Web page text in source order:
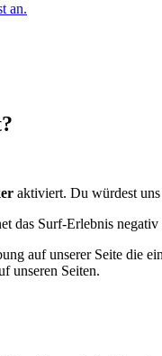
an.
aktiviert. Du würdest
das Surf-Erlebnis
auf unserer Seite die
unseren Seiten.